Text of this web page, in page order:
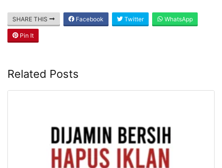
SHARE THIS Facebook Twitter WhatsApp
Pin It
Related Posts